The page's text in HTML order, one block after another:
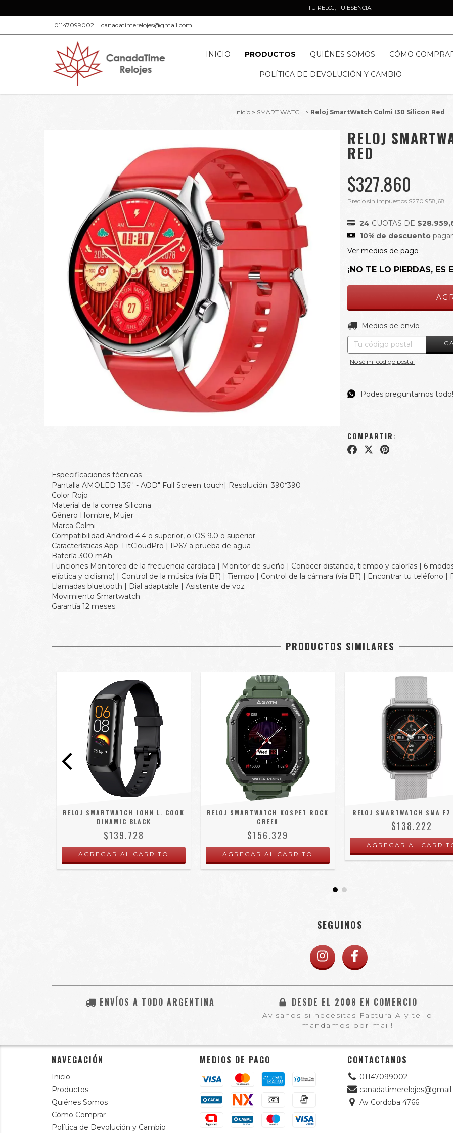
TU RELOJ, TU ESENCIA.
01147099002 canadatimerelojes@gmail.com
INICIO PRODUCTOS QUIÉNES SOMOS CÓMO
POLÍTICA DE DEVOLUCIÓN Y CAMBIO
Inicio > SMART WATCH > Reloj SmartWatch Colmi I30 Silicon Red
RELOJ
RED
$327.860
Precio sin impuestos $270.958,68
24 CUOTAS DE
10% de descuento
Ver medios de pago
¡NO TE LO PIERDAS, ES
Entregas para el CP:
Medios de envío
No sé mi código postal
Podes preguntarnos
COMPARTIR:
Especificaciones técnicas
Pantalla AMOLED 1.36'' - AOD" Full Screen touch| Resolución: 390*390
Color Rojo
Material de la correa Silicona
Género Hombre, Mujer
Marca Colmi
Compatibilidad Android 4.4 o superior, o iOS 9.0 o superior
Características App: FitCloudPro | IP67 a prueba de agua
Batería 300 mAh
Funciones Monitoreo de la frecuencia cardíaca | Monitor de sueño | Conocer distancia, tiempo y calorías | 6
elíptica y ciclismo) | Control de la música (vía BT) | Tiempo | Control de la cámara (vía BT) | Encontrar tu teléfono
Llamadas bluetooth | Dial adaptable | Asistente de voz
Movimiento Smartwatch
Garantía 12 meses
PRODUCTOS SIMILARES
RELOJ SMARTWATCH JOHN L. COOK
DINAMIC BLACK
$139.728
RELOJ SMARTWATCH KOSPET ROCK
GREEN
$156.329
RELOJ SMARTWATCH SMA
$138.222
SEGUINOS
ENVÍOS A TODO ARGENTINA DESDE EL 2008 EN COMERCIO
Avisanos si necesitas Factura A y te lo
mandamos por mail!
NAVEGACIÓN
Inicio
Productos
Quiénes Somos
Cómo Comprar
Política de Devolución y Cambio
MEDIOS DE PAGO CONTACTANOS
01147099002
Av Cordoba 4766